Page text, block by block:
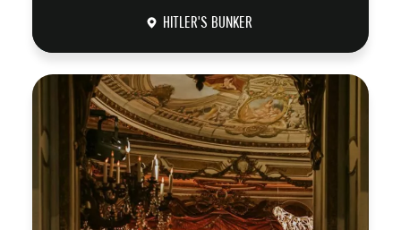
HITLER'S BUNKER